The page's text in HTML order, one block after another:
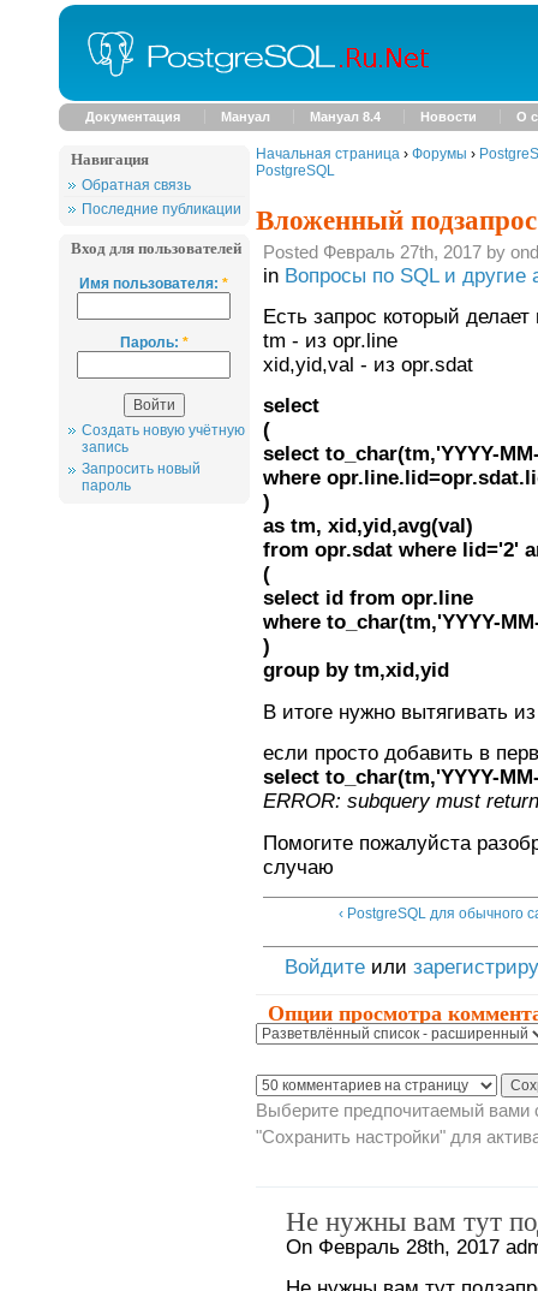
Документация Мануал Мануал 8.4 Новости О
Навигация
Обратная связь
Последние публикации
Вход для пользователей
Имя пользователя:*
Пароль: *
Создать новую учётную
запись
Запросить новый
пароль
Начальная страница› Форумы ›
PostgreSQL
Вложенный подзапрос
Posted Февраль 27th, 2017 by
in Вопросы по SQL и другие
Есть запрос который
tm - из opr.line
xid,yid,val - из opr.sdat
select
(
select to_char(tm,'YYYY-
where
)
as tm, xid,yid,avg(val)
from opr.sdat where lid='2'
(
select id from opr.line
where to_char(tm,'YYYY-
)
group by tm,xid,yid
В итоге нужно вытягивать
если просто добавить в
select to_char(tm,'YYYY-
ERROR: subquery must
Помогите пожалуйста
случаю
‹ PostgreSQL для обычного
Войдитеили
Опции просмотра
Выберите предпочитаемый вами
"Сохранить настройки" для
Не нужны вам тут
On Февраль 28th, 2017